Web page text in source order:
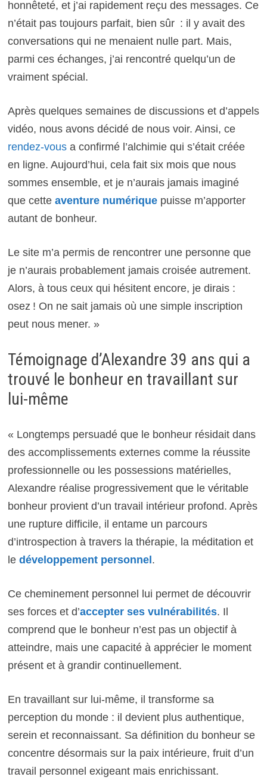
honnêteté, et j’ai rapidement reçu des messages. Ce
n’était pas toujours parfait, bien sûr : il y avait des
conversations qui ne menaient nulle part. Mais,
parmi ces échanges, j’ai rencontré quelqu’un de
vraiment spécial.
Après quelques semaines de discussions et d’appels
vidéo, nous avons décidé de nous voir. Ainsi, ce
rendez-vousa confirmé l’alchimie qui s’était créée
en ligne. Aujourd’hui, cela fait six mois que nous
sommes ensemble, et je n’aurais jamais imaginé
que cette aventure numériquepuisse m’apporter
autant de bonheur.
Le site m’a permis de rencontrer une personne que
je n’aurais probablement jamais croisée autrement.
Alors, à tous ceux qui hésitent encore, je dirais :
osez ! On ne sait jamais où une simple inscription
peut nous mener. »
Témoignage d’Alexandre 39 ans qui a
trouvé le bonheur en travaillant sur
lui-même
« Longtemps persuadé que le bonheur résidait dans
des accomplissements externes comme la réussite
professionnelle ou les possessions matérielles,
Alexandre réalise progressivement que le véritable
bonheur provient d’un travail intérieur profond. Après
une rupture difficile, il entame un parcours
d’introspection à travers la thérapie, la méditation et
le développement personnel.
Ce cheminement personnel lui permet de découvrir
ses forces et d’accepter ses vulnérabilités. Il
comprend que le bonheur n’est pas un objectif à
atteindre, mais une capacité à apprécier le moment
présent et à grandir continuellement.
En travaillant sur lui-même, il transforme sa
perception du monde : il devient plus authentique,
serein et reconnaissant. Sa définition du bonheur se
concentre désormais sur la paix intérieure, fruit d’un
travail personnel exigeant mais enrichissant.